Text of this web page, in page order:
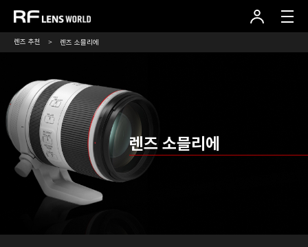
렌즈 추천 렌즈 소믈리에
렌즈 소믈리에